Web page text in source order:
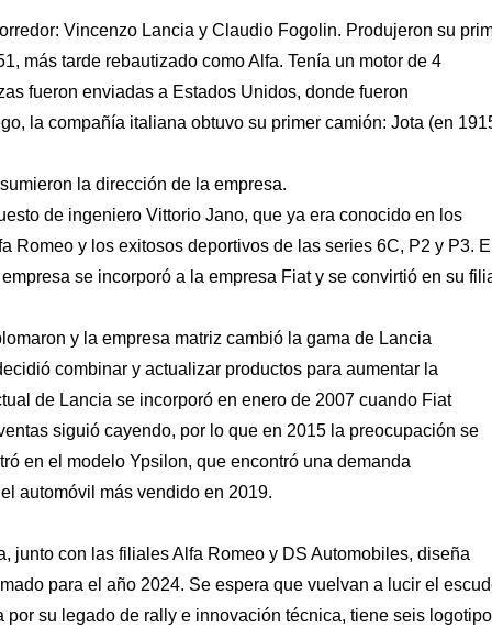
Vincenzo Lancia y Claudio Fogolin. Produjeron su
más tarde rebautizado como Alfa. Tenía un motor de 4
fueron enviadas a Estados Unidos, donde fueron
la compañía italiana obtuvo su primer camión: Jota (en
la dirección de la empresa.
de ingeniero Vittorio Jano, que ya era conocido en los
Romeo y los exitosos deportivos de las series 6C, P2 y P3.
se incorporó a la empresa Fiat y se convirtió en su
y la empresa matriz cambió la gama de Lancia
combinar y actualizar productos para aumentar la
de Lancia se incorporó en enero de 2007 cuando Fiat
siguió cayendo, por lo que en 2015 la preocupación se
en el modelo Ypsilon, que encontró una demanda
automóvil más vendido en 2019.
junto con las filiales Alfa Romeo y DS Automobiles, diseña
para el año 2024. Se espera que vuelvan a lucir el
su legado de rally e innovación técnica, tiene seis